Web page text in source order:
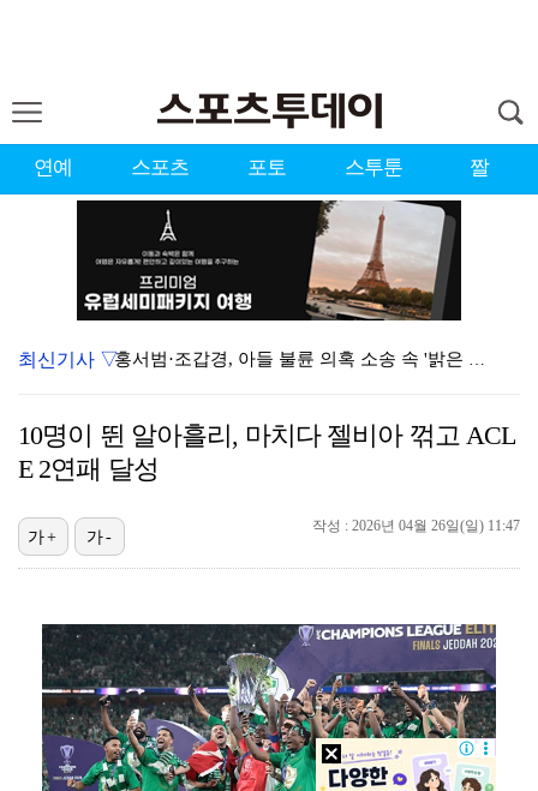
연예 스포츠 포토 스투툰 짤
홍서범·조갑경, 아들 불륜 의혹 소송 속 '밝은 근황'…
'리틀 김연경' 손서연 28점 폭발…U17 여자배구, …
'호프', 글로벌 순항…토론토 영화제 미드나잇 매드니스…
데이식스 영케이, '사운드플래닛페스티벌' 출격…첫 솔로…
[ST포토] 문정민, 자신감 가득
[ST포토] 고지우, 신중한 퍼팅
[ST포토] 문정민, 버디 성공
최신기사 ▽
10명이 뛴 알아흘리, 마치다 젤비아 꺾고 ACL
E 2연패 달성
작성 : 2026년 04월 26일(일) 11:47
가+ 가-